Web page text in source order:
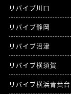
リバイブ川口
リバイブ静岡
リバイブ沼津
リバイブ横須賀
リバイブ横浜青葉台